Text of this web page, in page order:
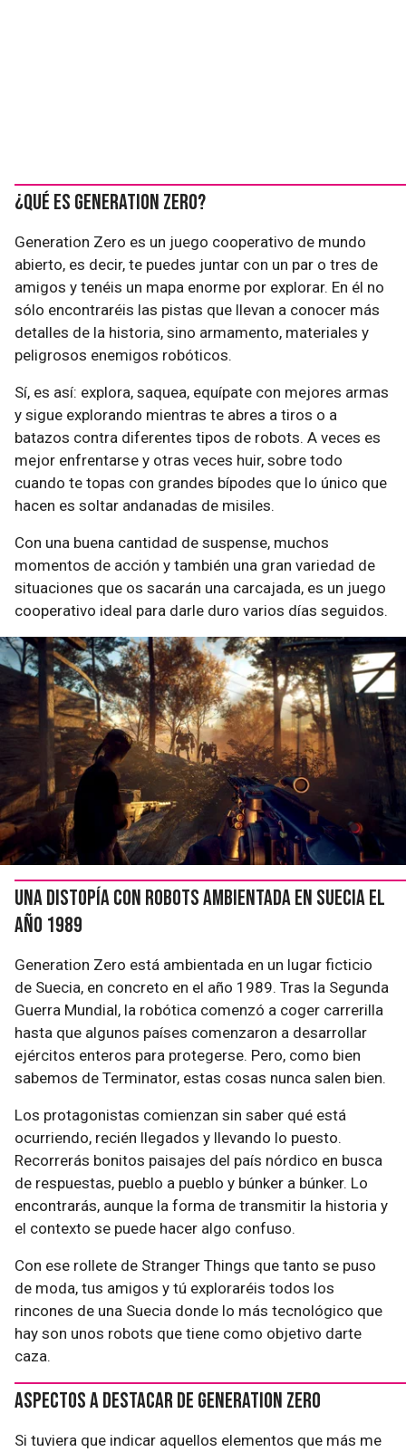
¿Qué es Generation Zero?
Generation Zero es un juego cooperativo de mundo
abierto, es decir, te puedes juntar con un par o tres de
amigos y tenéis un mapa enorme por explorar. En él no
sólo encontraréis las pistas que llevan a conocer más
detalles de la historia, sino armamento, materiales y
peligrosos enemigos robóticos.
Sí, es así: explora, saquea, equípate con mejores armas
y sigue explorando mientras te abres a tiros o a
batazos contra diferentes tipos de robots. A veces es
mejor enfrentarse y otras veces huir, sobre todo
cuando te topas con grandes bípodes que lo único que
hacen es soltar andanadas de misiles.
Con una buena cantidad de suspense, muchos
momentos de acción y también una gran variedad de
situaciones que os sacarán una carcajada, es un juego
cooperativo ideal para darle duro varios días seguidos.
Una distopía con robots ambientada en Suecia el
año 1989
Generation Zero está ambientada en un lugar ficticio
de Suecia, en concreto en el año 1989. Tras la Segunda
Guerra Mundial, la robótica comenzó a coger carrerilla
hasta que algunos países comenzaron a desarrollar
ejércitos enteros para protegerse. Pero, como bien
sabemos de Terminator, estas cosas nunca salen bien.
Los protagonistas comienzan sin saber qué está
ocurriendo, recién llegados y llevando lo puesto.
Recorrerás bonitos paisajes del país nórdico en busca
de respuestas, pueblo a pueblo y búnker a búnker. Lo
encontrarás, aunque la forma de transmitir la historia y
el contexto se puede hacer algo confuso.
Con ese rollete de Stranger Things que tanto se puso
de moda, tus amigos y tú exploraréis todos los
rincones de una Suecia donde lo más tecnológico que
hay son unos robots que tiene como objetivo darte
caza.
Aspectos a destacar de Generation Zero
Si tuviera que indicar aquellos elementos que más me